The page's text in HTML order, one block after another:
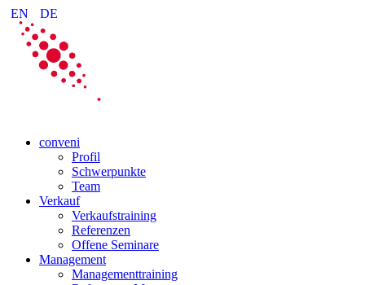
EN DE
conveni
Profil
Schwerpunkte
Team
Verkauf
Verkaufstraining
Referenzen
Offene Seminare
Management
Managementtraining